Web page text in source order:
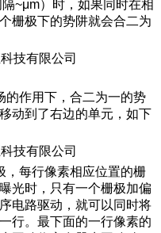
~μm）时，如果同时在相
栅极下的势阱就会合二为
的作用下，合二为一的势
动到了右边的单元，如下
，每行像素相应位置的栅
光时，只有一个栅极加偏
电路驱动，就可以同时将
行。最下面的一行像素的